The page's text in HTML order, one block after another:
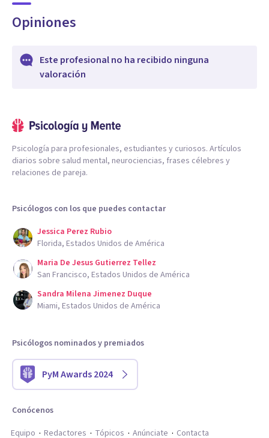
Opiniones
Este profesional no ha recibido ninguna
valoración
Psicología para profesionales, estudiantes y curiosos. Artículos
diarios sobre salud mental, neurociencias, frases célebres y
relaciones de pareja.
Psicólogos con los que puedes contactar
Jessica Perez Rubio
Florida, Estados Unidos de América
Maria De Jesus Gutierrez Tellez
San Francisco, Estados Unidos de América
Sandra Milena Jimenez Duque
Miami, Estados Unidos de América
Psicólogos nominados y premiados
PyM Awards 2024
Conócenos
Equipo
Redactores Tópicos Anúnciate Contacta